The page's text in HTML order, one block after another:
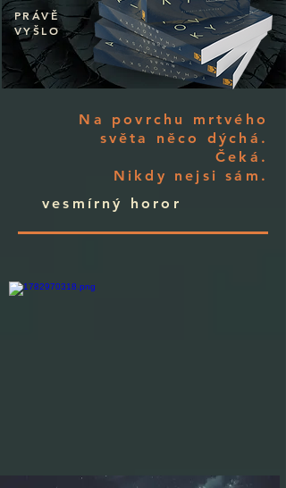
Na povrchu mrtvého
světa něco dýchá.
Čeká.
Nikdy nejsi sám.
PRÁVĚ
VYŠLO
vesmírný horor